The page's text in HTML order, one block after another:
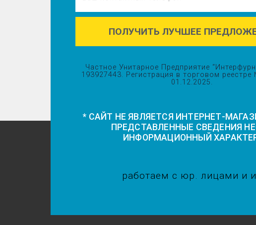
ПОЛУЧИТЬ ЛУЧШЕЕ
Частное Унитарное Предприятие
193927443. Регистрация в торговом
01.12.2025.
* САЙТ НЕ ЯВЛЯЕТСЯ ИНТЕРНЕТ-
ПРЕДСТАВЛЕННЫЕ СВЕДЕНИЯ
ИНФОРМАЦИОННЫЙ
работаем с юр. лицами и